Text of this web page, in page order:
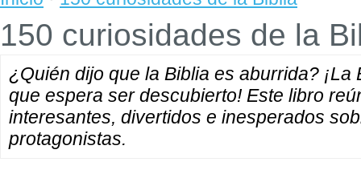
150 curiosidades de la
¿Quién dijo que la Biblia es aburrida?
que espera ser descubierto! Este libro
interesantes, divertidos e inesperados
protagonistas.